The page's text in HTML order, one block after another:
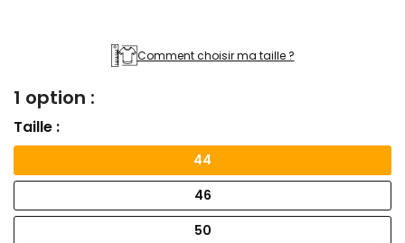
Comment choisir ma taille ?
1 option :
Taille :
44
46
50